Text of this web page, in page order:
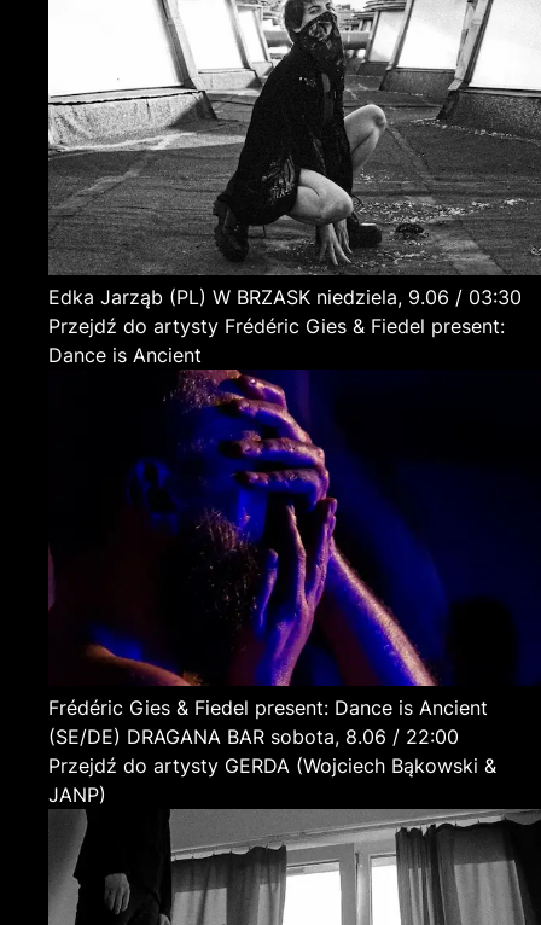
Edka Jarząb (PL) W BRZASK
niedziela, 9.06 / 03:30
Przejdź do artysty Frédéric Gies & Fiedel present:
Dance is Ancient
Frédéric Gies & Fiedel present: Dance is Ancient
(SE/DE) DRAGANA BAR
sobota, 8.06 / 22:00
Przejdź do artysty GERDA (Wojciech Bąkowski &
JANP)